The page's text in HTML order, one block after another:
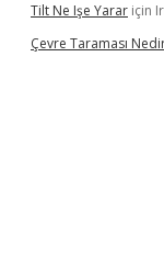
Tilt Ne Işe Yarar için
Çevre Taraması